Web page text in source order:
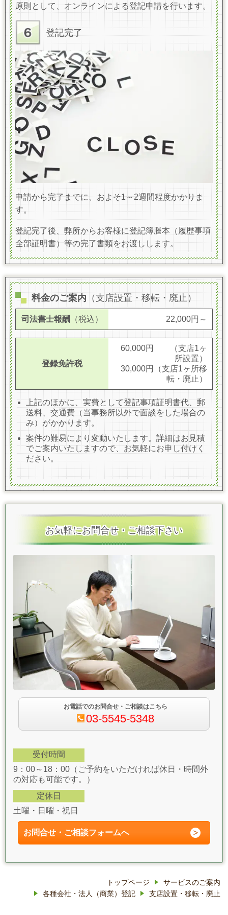
原則として、オンラインによる登記申請を行います。
登記完了
申請から完了までに、およそ1～2週間程度かかりま
す。
登記完了後、弊所からお客様に登記簿謄本（履歴事項
全部証明書）等の完了書類をお渡しします。
料金のご案内 （支店設置・移転・廃止）
司法書士報酬 （税込） 22,000円～
登録免許税
60,000円
（支店1ヶ
所設置）
30,000円
（支店1ヶ所移
転・廃止）
上記のほかに、実費として登記事項証明書代、郵
送料、交通費（当事務所以外で面談をした場合の
み）がかかります。
案件の難易により変動いたします。詳細はお見積
でご案内いたしますので、お気軽にお申し付けく
ださい。
お気軽にお問合せ・ご相談下さい
お電話でのお問合せ・ご相談はこちら
03-5545-5348
受付時間
9：00～18：00（ご予約をいただければ休日・時間外
の対応も可能です。）
定休日
土曜・日曜・祝日
お問合せ・ご相談フォームへ
トップページ
サービスのご案内
各種会社・法人（商業）登記
支店設置・移転・廃止